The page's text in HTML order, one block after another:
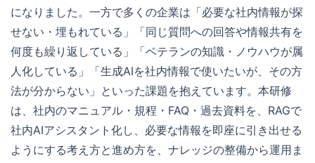
になりました。一方で多くの企業は「必要な社内情報が探
せない・埋もれている」「同じ質問への回答や情報共有を
何度も繰り返している」「ベテランの知識・ノウハウが属
人化している」「生成AIを社内情報で使いたいが、その方
法が分からない」といった課題を抱えています。本研修
は、社内のマニュアル・規程・FAQ・過去資料を、RAGで
社内AIアシスタント化し、必要な情報を即座に引き出せる
ようにする考え方と進め方を、ナレッジの整備から運用ま